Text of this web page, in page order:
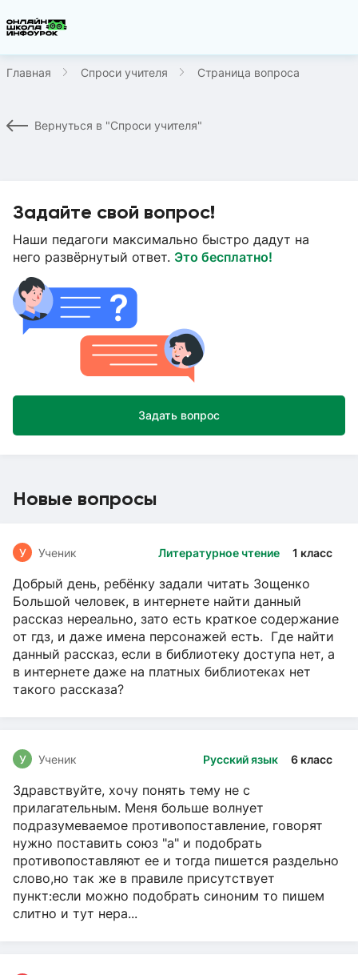
Главная Спроси учителя Страница вопроса
Вернуться в "Спроси учителя"
Задайте свой вопрос!
Наши педагоги максимально быстро дадут на
него развёрнутый ответ. Это бесплатно!
Задать вопрос
Новые вопросы
Литературное чтение 1 класс
У Ученик
Добрый день, ребёнку задали читать Зощенко
Большой человек, в интернете найти данный
рассказ нереально, зато есть краткое содержание
от гдз, и даже имена персонажей есть. Где найти
данный рассказ, если в библиотеку доступа нет, а
в интернете даже на платных библиотеках нет
такого рассказа?
Русский язык 6 класс
У Ученик
Здравствуйте, хочу понять тему не с
прилагательным. Меня больше волнует
подразумеваемое противопоставление, говорят
нужно поставить союз "а" и подобрать
противопоставляют ее и тогда пишется раздельно
слово,но так же в правиле присутствует
пункт:если можно подобрать синоним то пишем
слитно и тут нера...